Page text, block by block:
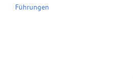
Führungen